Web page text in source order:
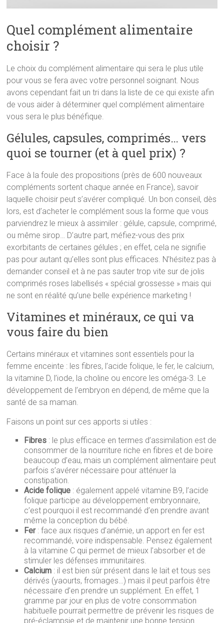
Quel complément alimentaire
choisir ?
Le choix du complément alimentaire qui sera le plus utile
pour vous se fera avec votre personnel soignant. Nous
avons cependant fait un tri dans la liste de ce qui existe afin
de vous aider à déterminer quel complément alimentaire
vous sera le plus bénéfique.
Gélules, capsules, comprimés… vers
quoi se tourner (et à quel prix) ?
Face à la foule des propositions (près de 600 nouveaux
compléments sortent chaque année en France), savoir
laquelle choisir peut s’avérer compliqué. Un bon conseil, dès
lors, est d’acheter le complément sous la forme que vous
parviendrez le mieux à assimiler : gélule, capsule, comprimé,
ou même sirop… D’autre part, méfiez-vous des prix
exorbitants de certaines gélules ; en effet, cela ne signifie
pas pour autant qu’elles sont plus efficaces. N’hésitez pas à
demander conseil et à ne pas sauter trop vite sur de jolis
comprimés roses labellisés « spécial grossesse » mais qui
ne sont en réalité qu’une belle expérience marketing !
Vitamines et minéraux, ce qui va
vous faire du bien
Certains minéraux et vitamines sont essentiels pour la
femme enceinte : les fibres, l’acide folique, le fer, le calcium,
la vitamine D, l’iode, la choline ou encore les oméga-3. Le
développement de l’embryon en dépend, de même que la
santé de sa maman.
Faisons un point sur ces apports si utiles :
Fibres : le plus efficace en termes d’assimilation est de
consommer de la nourriture riche en fibres et de boire
beaucoup d’eau, mais un complément alimentaire peut
parfois s’avérer nécessaire pour atténuer la
constipation.
Acide folique : également appelé vitamine B9, l’acide
folique participe au développement embryonnaire,
c’est pourquoi il est recommandé d’en prendre avant
même la conception du bébé.
Fer: face aux risques d’anémie, un apport en fer est
recommandé, voire indispensable. Pensez également
à la vitamine C qui permet de mieux l’absorber et de
stimuler les défenses immunitaires.
Calcium : il est bien sûr présent dans le lait et tous ses
dérivés (yaourts, fromages…) mais il peut parfois être
nécessaire d’en prendre un supplément. En effet, 1
gramme par jour en plus de votre consommation
habituelle pourrait permettre de prévenir les risques de
pré-éclampsie et de maintenir une bonne tension